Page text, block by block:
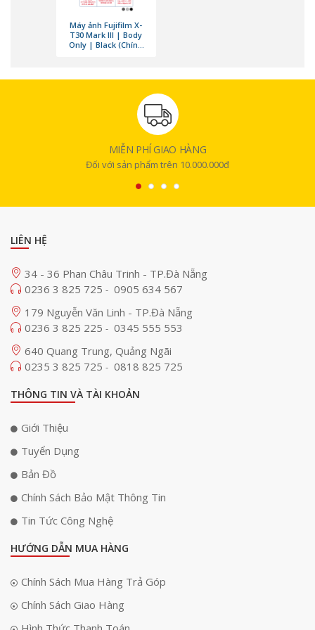
Bộ xử lý X-Processor 5 mới nhất
nhanh gấp đôi đời trước, tối ưu cho lấy nét AI và xử lý màu chính xác
hơn. Chip mới giúp máy quay video 6.2K 30p 10-bit 4:2:2, hỗ trợ F-Log2
nghiệp. Sự kết hợp giữa cảm biến X-Trans CMOS 4 và X-Processor 5
mang lại hiệu năng mạnh mẽ, tốc độ phản hồi nhanh và chất lượng hình
Lấy nét AI nhanh và chính xác
Máy ảnh Fujifilm X-
T30 Mark III | Body
Only | Black (Chính
MIỄN PHÍ GIAO HÀNG
Đối với sản phẩm trên 10.000.000đ
LIÊN HỆ
34 - 36 Phan Châu Trinh - TP.Đà Nẵng
0236 3 825 725 - 0905 634 567
179 Nguyễn Văn Linh - TP.Đà Nẵng
0236 3 825 225 - 0345 555 553
640 Quang Trung, Quảng Ngãi
0235 3 825 725 - 0818 825 725
THÔNG TIN VÀ TÀI KHOẢN
Giới Thiệu
Tuyển Dụng
Bản Đồ
Chính Sách Bảo Mật Thông Tin
Tin Tức Công Nghệ
HƯỚNG DẪN MUA HÀNG
Chính Sách Mua Hàng Trả Góp
Chính Sách Giao Hàng